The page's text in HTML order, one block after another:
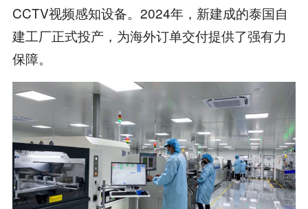
CCTV视频感知设备。2024年，新建成的泰国自
建工厂正式投产，为海外订单交付提供了强有力
保障。